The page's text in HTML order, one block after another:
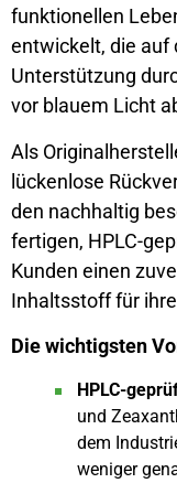
funktionellen
entwickelt, die auf
Unterstützung
vor blauem Licht
Als
lückenlose
den nachhaltig
fertigen, HPLC-
Kunden einen
Inhaltsstoff für
Die wichtigsten
HPLC-
und
dem
weniger